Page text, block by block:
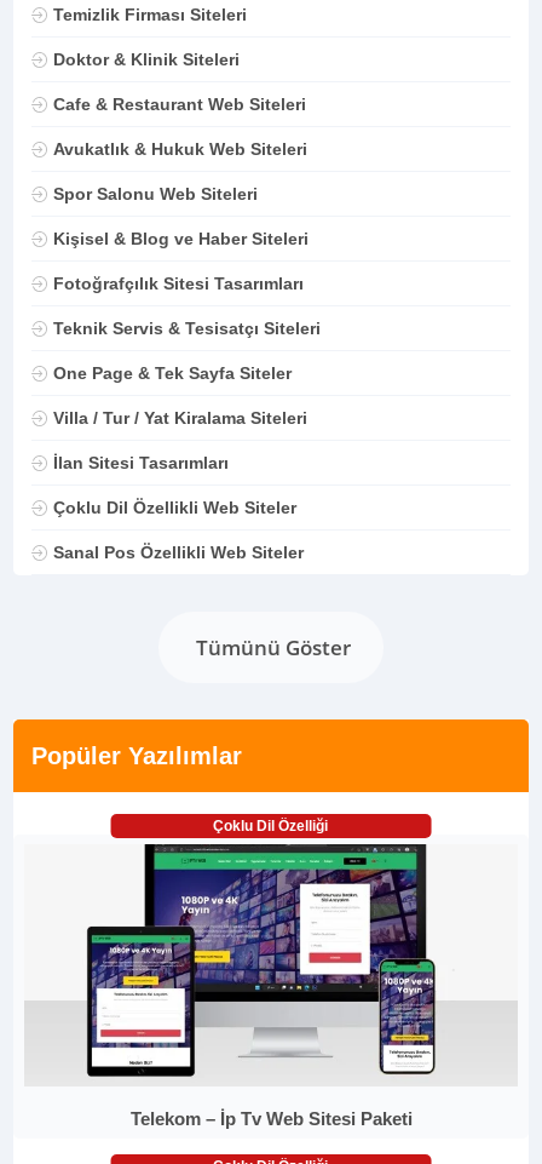
Temizlik Firması Siteleri
Doktor & Klinik Siteleri
Cafe & Restaurant Web Siteleri
Avukatlık & Hukuk Web Siteleri
Spor Salonu Web Siteleri
Kişisel & Blog ve Haber Siteleri
Fotoğrafçılık Sitesi Tasarımları
Teknik Servis & Tesisatçı Siteleri
One Page & Tek Sayfa Siteler
Villa / Tur / Yat Kiralama Siteleri
İlan Sitesi Tasarımları
Çoklu Dil Özellikli Web Siteler
Sanal Pos Özellikli Web Siteler
Tümünü Göster
Popüler Yazılımlar
Çoklu Dil Özelliği
Telekom – İp Tv Web Sitesi Paketi